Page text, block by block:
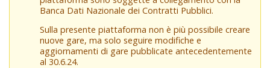
Banca Dati Nazionale dei Contratti Pubblici.
Sulla presente piattaforma non è più possibile creare
nuove gare, ma solo seguire modifiche e
aggiornamenti di gare pubblicate antecedentemente
al 30.6.24.